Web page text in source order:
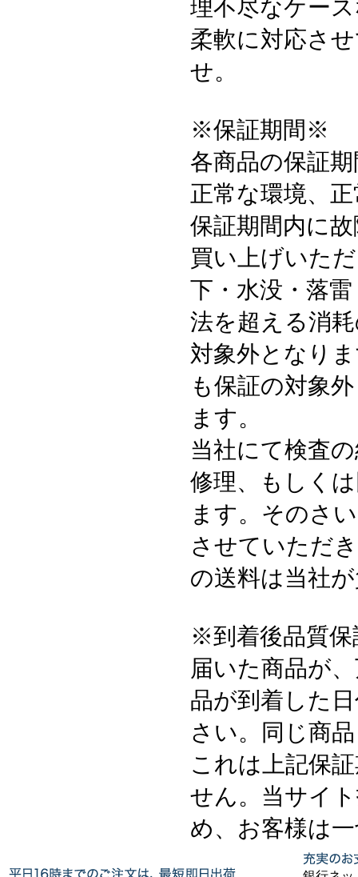
理不尽なケー
柔軟に対応さ
せ。
※保証期間※
各商品の保証
正常な環境、
保証期間内に
買い上げいた
下・水没・落
法を超える消
対象外となり
も保証の対象
ます。
当社にて検査
修理、もしく
ます。そのさ
させていただ
の送料は当社
※到着後品質
届いた商品が
品が到着した
さい。同じ商
これは上記保
せん。当サイ
め、お客様は